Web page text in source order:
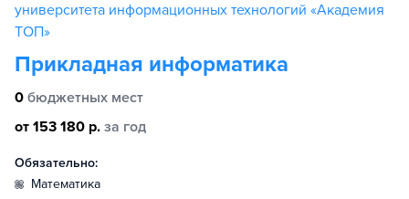
университета информационных технологий «Академия
TOП»
Прикладная информатика
0 бюджетных мест
от 153 180 р. за год
Обязательно:
математика